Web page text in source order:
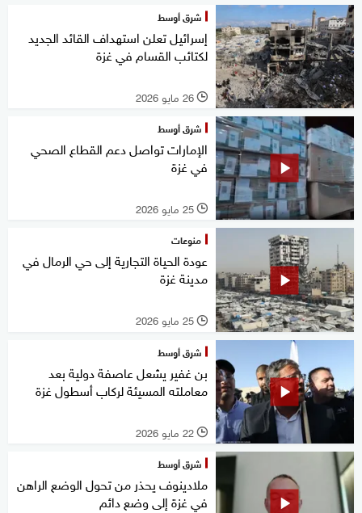
شرق أوسط
إسرائيل تعلن استهداف القائد الجديد
لكتائب القسام في غزة
l 26 مايو 2026
شرق أوسط
الإمارات تواصل دعم القطاع الصحي
في غزة
l 25 مايو 2026
منوعات
عودة الحياة التجارية إلى حي الرمال في
مدينة غزة
l 25 مايو 2026
شرق أوسط
بن غفير يشعل عاصفة دولية بعد
معاملته المسيئة لركاب أسطول غزة
l 22 مايو 2026
شرق أوسط
ملادينوف يحذر من تحول الوضع الراهن
في غزة إلى وضع دائم